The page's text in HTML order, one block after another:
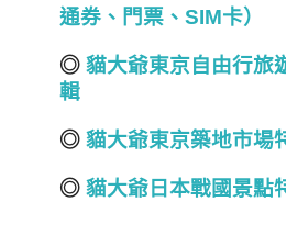
通券、門票、SIM卡）
◎ 貓大爺東京自由行旅
輯
◎ 貓大爺東京築地市場
◎ 貓大爺日本戰國景點